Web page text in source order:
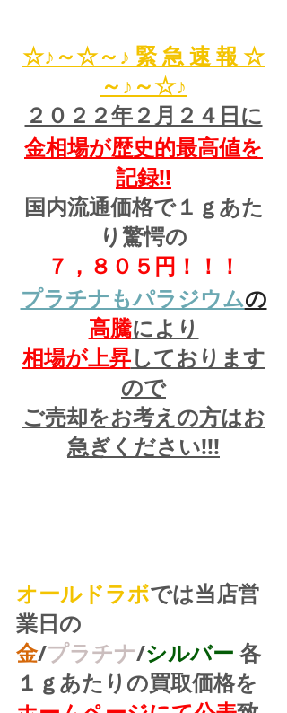
☆♪～☆～♪ 緊 急 速 報 ☆
～♪～☆♪
２０２２年２月２４日に
金相場が歴史的最高値を
記録!!
国内流通価格で１ｇあた
り驚愕の
７，８０５円！！！
プラチナもパラジウムの
高騰により
相場が上昇しております
ので
ご売却をお考えの方はお
急ぎください!!!
オールドラボでは当店営
業日の
金/プラチナ/シルバー 各
１ｇあたりの買取価格を